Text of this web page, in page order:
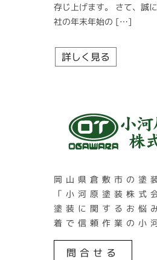
存じ上げます。 さて、誠
社の年末年始の […]
詳しく見る
岡山県倉敷市の塗
「小河原塗装株式
塗装に関するお悩
着で信頼作業の小
問合せる